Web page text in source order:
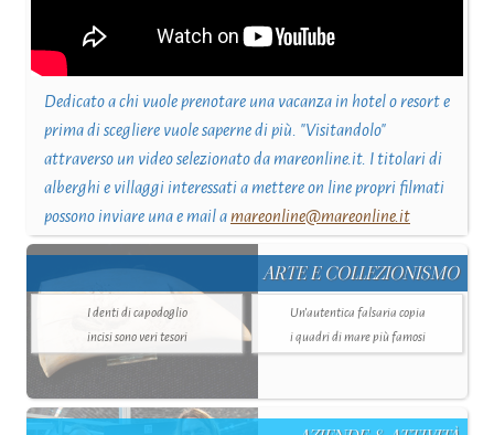
Dedicato a chi vuole prenotare una vacanza in hotel o resort e
prima di scegliere vuole saperne di più. "Visitandolo"
attraverso un video selezionato da mareonline.it. I titolari di
alberghi e villaggi interessati a mettere on line propri filmati
possono inviare una e mail a mareonline@mareonline.it
ARTE E COLLEZIONISMO
I denti di capodoglio
incisi sono veri tesori
Un’autentica falsaria copia
i quadri di mare più famosi